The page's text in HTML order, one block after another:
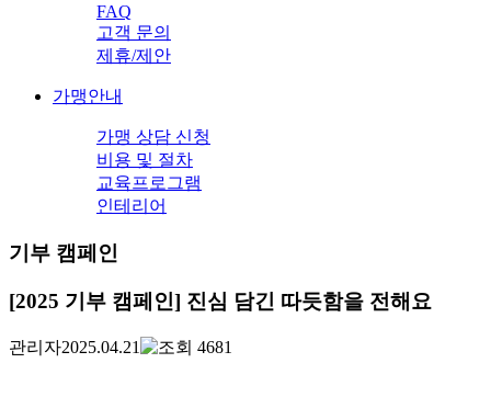
FAQ
고객 문의
제휴/제안
가맹안내
가맹 상담 신청
비용 및 절차
교육프로그램
인테리어
기부 캠페인
[2025 기부 캠페인] 진심 담긴 따듯함을 전해요
관리자2025.04.21 4681